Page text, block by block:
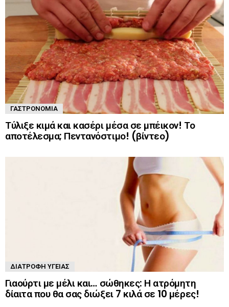
ΓΑΣΤΡΟΝΟΜΊΑ
Τύλιξε κιμά και κασέρι μέσα σε μπέικον! Το
αποτέλεσμα; Πεντανόστιμο! (βίντεο)
ΔΙΑΤΡΟΦΉ ΥΓΕΊΑΣ
Γιαούρτι με μέλι και… σώθηκες: Η ατρόμητη
δίαιτα που θα σας διώξει 7 κιλά σε 10 μέρες!